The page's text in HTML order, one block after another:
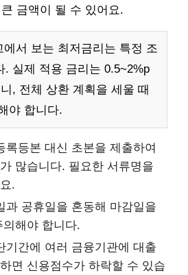
금액이 될 수 있어요.
에서 보는 최저금리는 특정 조
. 실제 적용 금리는 0.5~2%p
, 전체 상환 계획을 세울 때
야 합니다.
록등본 대신 초본을 제출하여
많습니다. 필요한 서류명을
.
과 공휴일을 혼동해 마감일을
해야 합니다.
기간에 여러 금융기관에 대출
면 신용점수가 하락할 수 있습